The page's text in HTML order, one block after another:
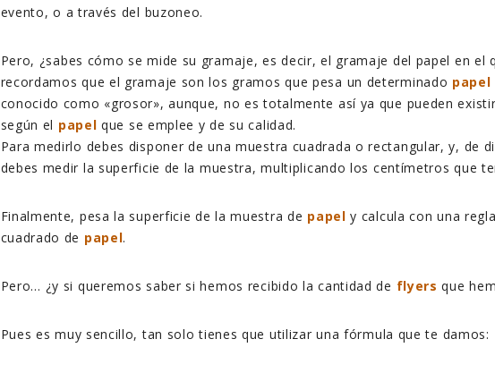
evento, o a través del buzoneo.
Pero, ¿sabes cómo se mide su gramaje, es decir, el gramaje del papel en el
recordamos que el gramaje son los gramos que pesa un determinado papel
conocido como «grosor», aunque, no es totalmente así ya que pueden
según el papel que se emplee y de su calidad.
Para medirlo debes disponer de una muestra cuadrada o rectangular, y, de
debes medir la superficie de la muestra, multiplicando los centímetros que
Finalmente, pesa la superficie de la muestra de papel y calcula con una
cuadrado de papel.
Pero… ¿y si queremos saber si hemos recibido la cantidad de flyers que
Pues es muy sencillo, tan solo tienes que utilizar una fórmula que te damos: